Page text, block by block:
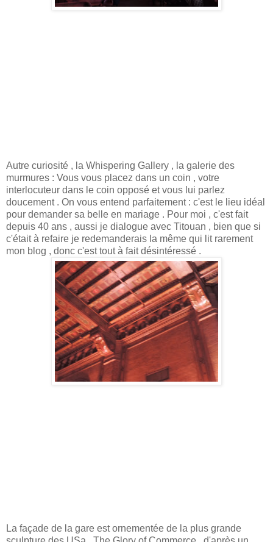
Autre curiosité , la Whispering Gallery , la galerie des
murmures : Vous vous placez dans un coin , votre
interlocuteur dans le coin opposé et vous lui parlez
doucement . On vous entend parfaitement : c'est le lieu idéal
pour demander sa belle en mariage . Pour moi , c'est fait
depuis 40 ans , aussi je dialogue avec Titouan , bien que si
c'était à refaire je redemanderais la même qui lit rarement
mon blog , donc c'est tout à fait désintéressé .
La façade de la gare est ornementée de la plus grande